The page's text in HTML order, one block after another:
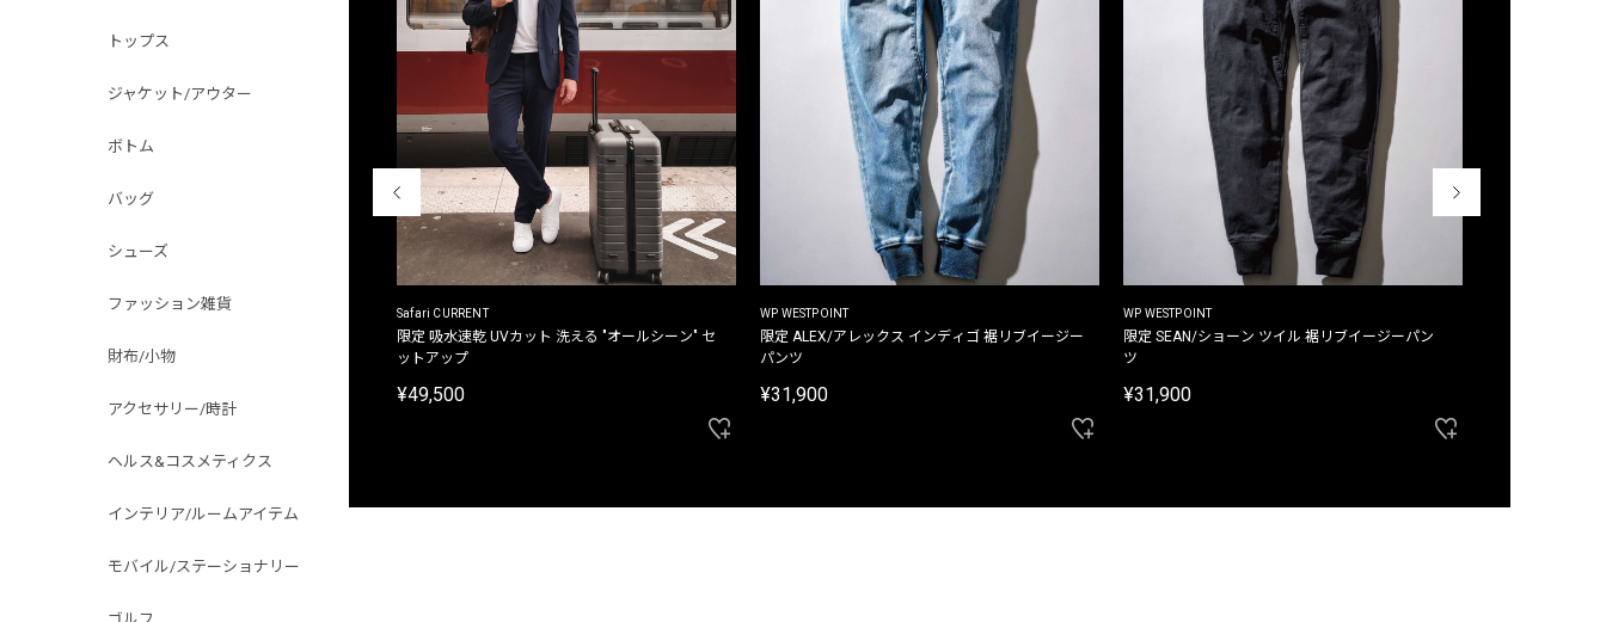
トップス
ジャケット/アウター
ボトム
バッグ
シューズ
ファッション雑貨
財布/小物
アクセサリー/時計
ヘルス&コスメティクス
インテリア/ルームアイテム
モバイル/ステーショナリー
Safari CURRENT
限定 吸水速乾 UVカット 洗える "オールシーン" セ
ットアップ
¥49,500
WP WESTPOINT
限定 ALEX/アレックス インディゴ 裾リブイージー
パンツ
¥31,900
WP WESTPOINT
限定 SEAN/ショーン ツイル 裾リブイージーパン
ツ
¥31,900